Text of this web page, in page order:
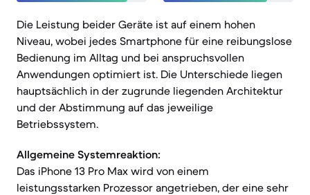
Die Leistung beider Geräte ist auf einem hohen
Niveau, wobei jedes Smartphone für eine reibungslose
Bedienung im Alltag und bei anspruchsvollen
Anwendungen optimiert ist. Die Unterschiede liegen
hauptsächlich in der zugrunde liegenden Architektur
und der Abstimmung auf das jeweilige
Betriebssystem.
Allgemeine Systemreaktion:
Das iPhone 13 Pro Max wird von einem
leistungsstarken Prozessor angetrieben, der eine sehr